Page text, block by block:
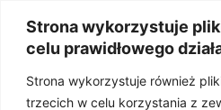
Strona wykorzystuje
celu prawidłowego
Strona wykorzystuje również
trzecich w celu korzystania z